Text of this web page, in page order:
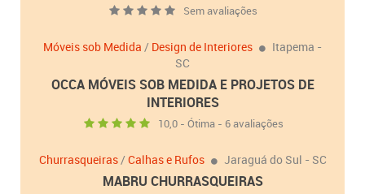
Sem avaliações
Móveis sob Medida / Design de Interiores
Itapema -
SC
OCCA MÓVEIS SOB MEDIDA E PROJETOS DE
INTERIORES
10,0 - Ótima - 6 avaliações
Churrasqueiras/Calhas e Rufos Jaraguá do Sul - SC
MABRU CHURRASQUEIRAS